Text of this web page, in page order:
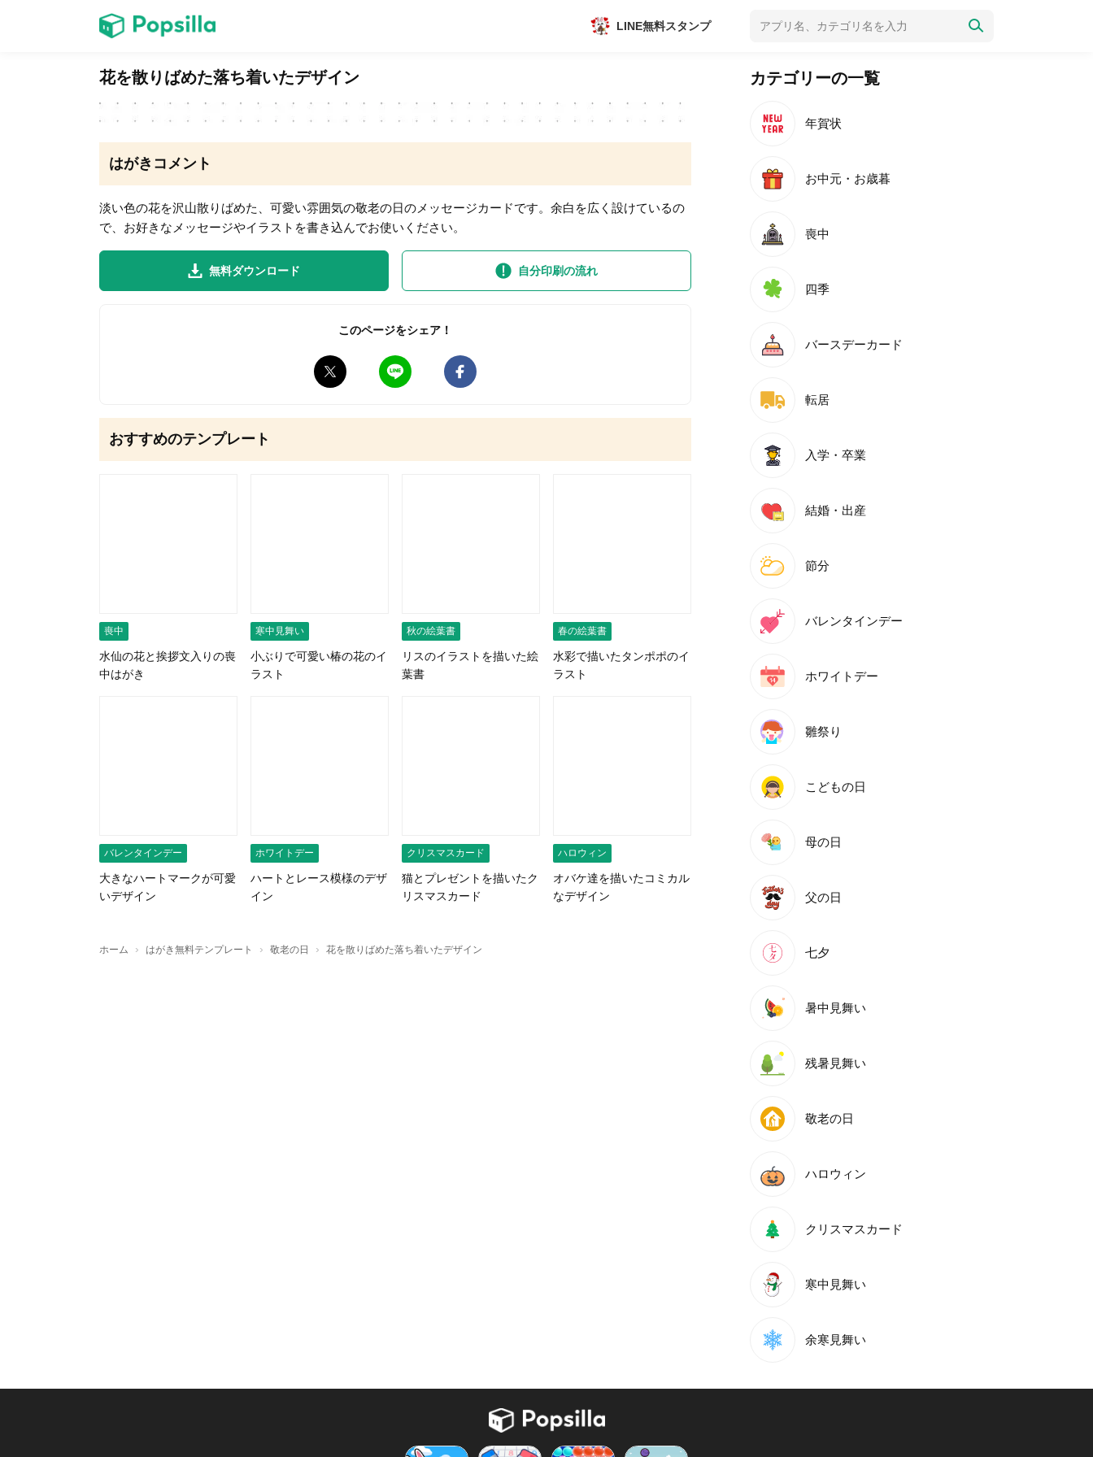
ゲーム 新作
LINE無料スタンプ
数独無料ゲーム
LINE無料スタンプ
花を散りばめた落ち着いたデザイン
はがきコメント
淡い色の花を沢山散りばめた、可愛い雰囲気の敬老の日のメッセージカードです。余白を広く設けているの
で、お好きなメッセージやイラストを書き込んでお使いください。
無料ダウンロード 自分印刷の流れ
このページをシェア！
おすすめのテンプレート
喪中
水仙の花と挨拶文入りの喪
中はがき
寒中見舞い
小ぶりで可愛い椿の花のイ
ラスト
秋の絵葉書
リスのイラストを描いた絵
葉書
春の絵葉書
水彩で描いたタンポポのイ
ラスト
バレンタインデー
大きなハートマークが可愛
いデザイン
ホワイトデー
ハートとレース模様のデザ
イン
クリスマスカード
猫とプレゼントを描いたク
リスマスカード
ハロウィン
オバケ達を描いたコミカル
なデザイン
ホーム › はがき無料テンプレート › 敬老の日 › 花を散りばめた落ち着いたデザイン
カテゴリーの一覧
年賀状
お中元・お歳暮
喪中
四季
バースデーカード
転居
入学・卒業
結婚・出産
節分
バレンタインデー
ホワイトデー
雛祭り
こどもの日
母の日
父の日
七夕
暑中見舞い
残暑見舞い
敬老の日
ハロウィン
クリスマスカード
寒中見舞い
余寒見舞い